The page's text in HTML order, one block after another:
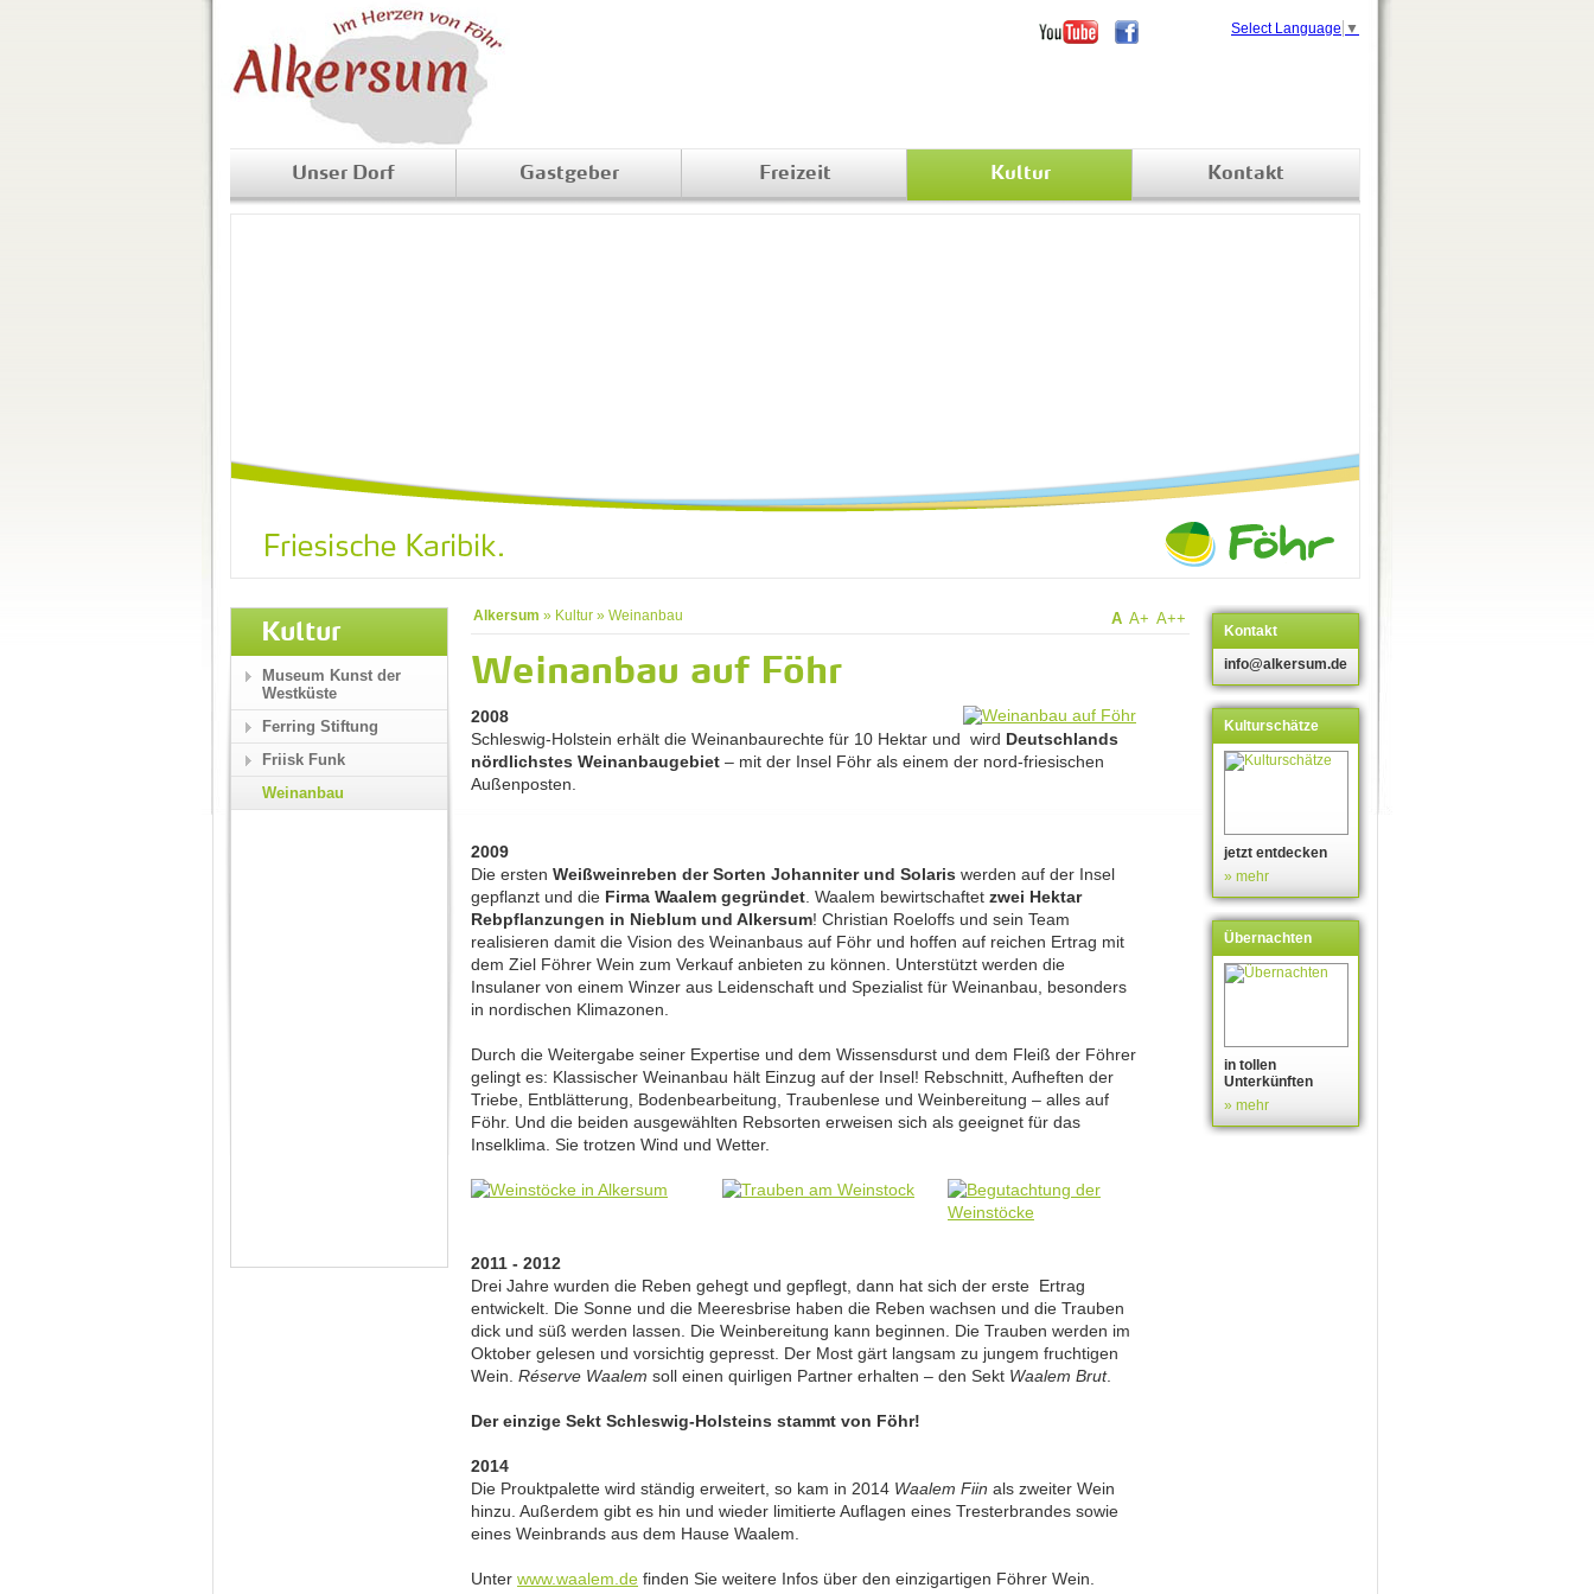
Unser Dorf Gastgeber Freizeit Kultur Kontakt
Alkersum » Kultur » Weinanbau A A+ A++
Weinanbau auf Föhr
2008
Schleswig-Holstein erhält die Weinanbaurechte für 10 Hektar und wird Deutschlands
nördlichstes Weinanbaugebiet – mit der Insel Föhr als einem der nord-friesischen
Außenposten.
2009
Die ersten Weißweinreben der Sorten Johanniter und Solaris werden auf der Insel
gepflanzt und die Firma Waalem gegründet . Waalem bewirtschaftet zwei Hektar
Rebpflanzungen in Nieblum und Alkersum! Christian Roeloffs und sein Team
realisieren damit die Vision des Weinanbaus auf Föhr und hoffen auf reichen Ertrag mit
dem Ziel Föhrer Wein zum Verkauf anbieten zu können. Unterstützt werden die
Insulaner von einem Winzer aus Leidenschaft und Spezialist für Weinanbau, besonders
in nordischen Klimazonen.
Durch die Weitergabe seiner Expertise und dem Wissensdurst und dem Fleiß der Föhrer
gelingt es: Klassischer Weinanbau hält Einzug auf der Insel! Rebschnitt, Aufheften der
Triebe, Entblätterung, Bodenbearbeitung, Traubenlese und Weinbereitung – alles auf
Föhr. Und die beiden ausgewählten Rebsorten erweisen sich als geeignet für das
Inselklima. Sie trotzen Wind und Wetter.
2011 - 2012
Drei Jahre wurden die Reben gehegt und gepflegt, dann hat sich der erste Ertrag
entwickelt. Die Sonne und die Meeresbrise haben die Reben wachsen und die Trauben
dick und süß werden lassen. Die Weinbereitung kann beginnen. Die Trauben werden im
Oktober gelesen und vorsichtig gepresst. Der Most gärt langsam zu jungem fruchtigen
Wein. Réserve Waalem soll einen quirligen Partner erhalten – den Sekt Waalem Brut.
Der einzige Sekt Schleswig-Holsteins stammt von Föhr!
2014
Die Prouktpalette wird ständig erweitert, so kam in 2014 Waalem Fiin als zweiter Wein
hinzu. Außerdem gibt es hin und wieder limitierte Auflagen eines Tresterbrandes sowie
eines Weinbrands aus dem Hause Waalem.
Unter www.waalem.de finden Sie weitere Infos über den einzigartigen Föhrer Wein.
Kontakt
info@alkersum.de
Kulturschätze
jetzt entdecken
» mehr
Übernachten
in tollen
Unterkünften
» mehr
Kultur
Museum Kunst der
Westküste
Ferring Stiftung
Friisk Funk
Weinanbau
Select Language ▼